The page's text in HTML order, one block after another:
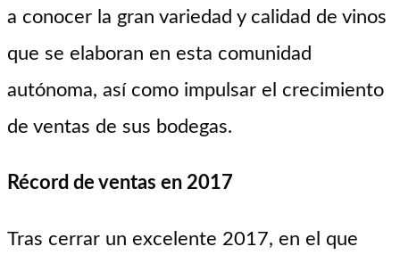
a conocer la gran variedad y calidad de vinos
que se elaboran en esta comunidad
autónoma, así como impulsar el crecimiento
de ventas de sus bodegas.
Récord de ventas en 2017
Tras cerrar un excelente 2017, en el que